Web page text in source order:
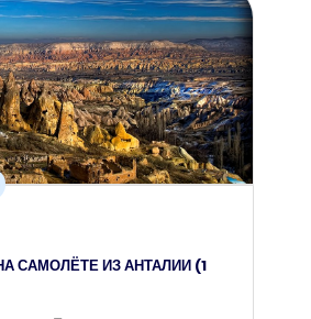
from
$30
САМОЛЁТЕ ИЗ АНТАЛИИ (1